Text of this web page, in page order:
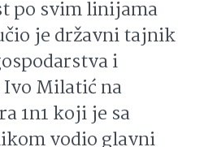
po svim linijama
je državni tajnik
i
Milatić na
1n1 koji je sa
vodio glavni